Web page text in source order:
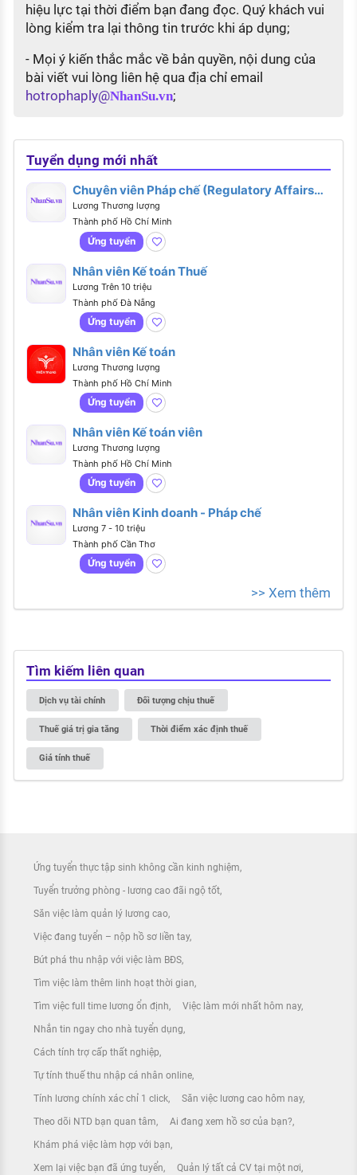
hiệu lực tại thời điểm bạn đang đọc. Quý khách vui
lòng kiểm tra lại thông tin trước khi áp dụng;
- Mọi ý kiến thắc mắc về bản quyền, nội dung của
bài viết vui lòng liên hệ qua địa chỉ email
hotrophaply@NhanSu.vn;
Tuyển dụng mới nhất
Chuyên viên Pháp chế (Regulatory Affairs
Executive)
Lương Thương lượng
Thành phố Hồ Chí Minh
Ứng tuyển
Nhân viên Kế toán Thuế
Lương Trên 10 triệu
Thành phố Đà Nẵng
Ứng tuyển
Nhân viên Kế toán
Lương Thương lượng
Thành phố Hồ Chí Minh
Ứng tuyển
Nhân viên Kế toán viên
Lương Thương lượng
Thành phố Hồ Chí Minh
Ứng tuyển
Nhân viên Kinh doanh - Pháp chế
Lương 7 - 10 triệu
Thành phố Cần Thơ
Ứng tuyển
>> Xem thêm
Tìm kiếm liên quan
Dịch vụ tài chính Đối tượng chịu thuế
Thuế giá trị gia tăng Thời điểm xác định thuế
Giá tính thuế
Ứng tuyển thực tập sinh không cần kinh nghiệm
Tuyển trưởng phòng - lương cao đãi ngộ tốt
Săn việc làm quản lý lương cao
Việc đang tuyển – nộp hồ sơ liền tay
Bứt phá thu nhập với việc làm BĐS
Tìm việc làm thêm linh hoạt thời gian
Tìm việc full time lương ổn định Việc làm mới nhất hôm nay
Nhắn tin ngay cho nhà tuyển dụng
Cách tính trợ cấp thất nghiệp
Tự tính thuế thu nhập cá nhân online
Tính lương chính xác chỉ 1 click Săn việc lương cao hôm nay
Theo dõi NTD bạn quan tâm Ai đang xem hồ sơ của bạn?
Khám phá việc làm hợp với bạn
Xem lại việc bạn đã ứng tuyển Quản lý tất cả CV tại một nơi